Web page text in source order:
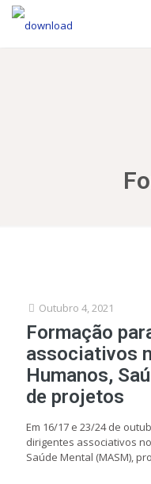
Outubro 4, 2021
Formação
associativos
Humanos,
de projetos
Em 16/17 e 23/24 de
dirigentes associativos
Saúde Mental (MASM),